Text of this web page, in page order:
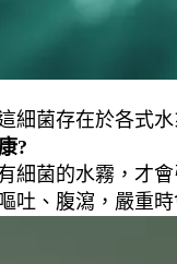
細菌存在於各式
?
細菌的水霧，才
吐、腹瀉，嚴重時